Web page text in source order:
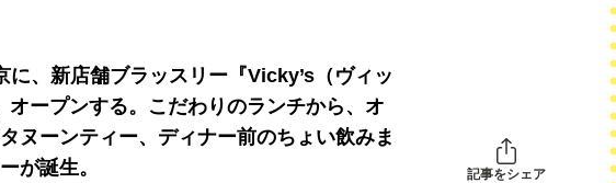
、新店舗ブラッスリー『Vicky’s（ヴィッ
ープンする。こだわりのランチから、オ
ヌーンティー、ディナー前のちょい飲みま
が誕生。
記事をシェア